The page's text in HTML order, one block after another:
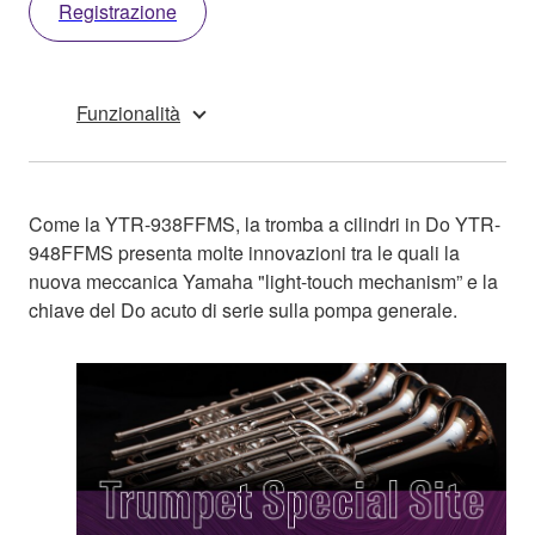
Registrazione
Funzionalità
Come la YTR-938FFMS, la tromba a cilindri in Do YTR-
948FFMS presenta molte innovazioni tra le quali la
nuova meccanica Yamaha "light-touch mechanism” e la
chiave del Do acuto di serie sulla pompa generale.